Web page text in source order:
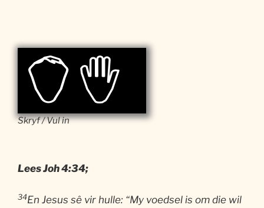
Skryf / Vul in
Lees Joh 4:34;
34En Jesus sê vir hulle: “My voedsel is om die wil